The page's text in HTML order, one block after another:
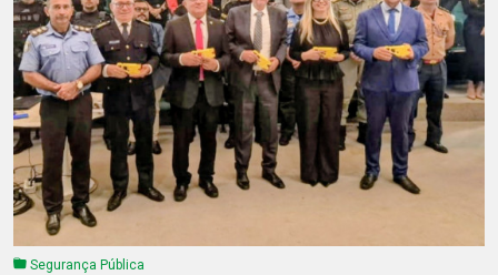
Segurança Pública